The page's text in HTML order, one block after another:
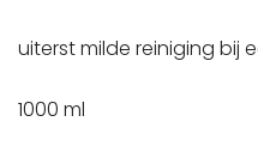
uiterst milde reiniging bij
1000 ml